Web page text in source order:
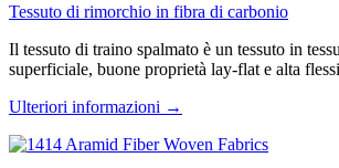
Tessuto di rimorchio in fibra di carbonio
Il tessuto di traino spalmato è un tessuto in
superficiale, buone proprietà lay-flat e alta
Ulteriori informazioni →